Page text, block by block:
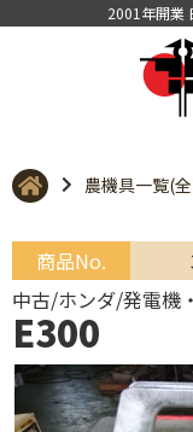
2001年開業
農機具一覧(
商品No.
中古/ホンダ/発電機
E300